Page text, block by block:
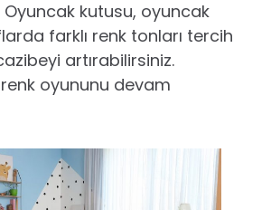
Oyuncak kutusu, oyuncak
farklı renk tonları tercih
artırabilirsiniz.
oyununu devam